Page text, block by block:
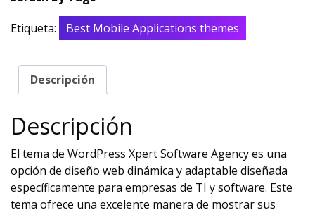
Etiqueta: Best Mobile Applications themes
Descripción
Descripción
El tema de WordPress Xpert Software Agency es una
opción de diseño web dinámica y adaptable diseñada
específicamente para empresas de TI y software. Este
tema ofrece una excelente manera de mostrar sus